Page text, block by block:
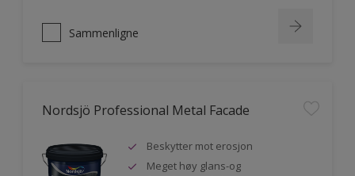
Sammenligne
Nordsjö Professional Metal Facade
Beskytter mot erosjon
Meget høy glans-og